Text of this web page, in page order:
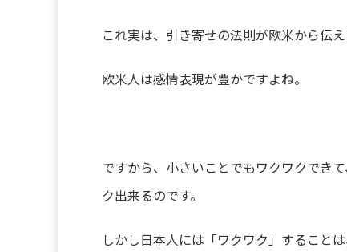
これ実は、引き寄せの法則が欧米から伝
欧米人は感情表現が豊かですよね。
ですから、小さいことでもワクワクでき
ク出来るのです。
しかし日本人には「ワクワク」すること